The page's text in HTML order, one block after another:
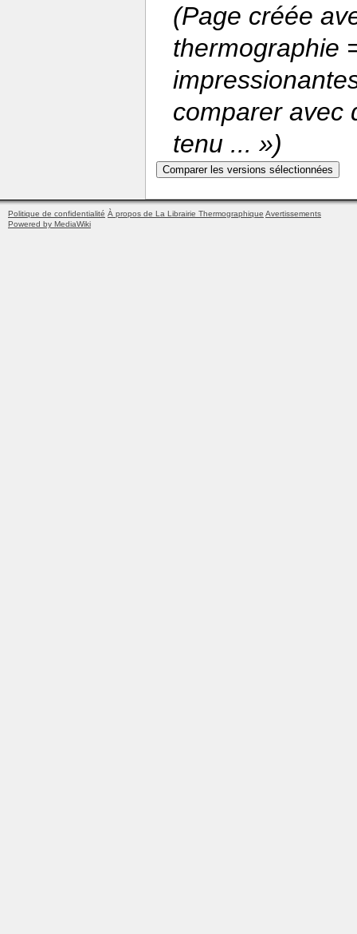
(Page créée
thermographie
comparer avec
tenu ... »)
Politique de confidentialité À propos de La Librairie Thermographique Avertissements
Powered by MediaWiki